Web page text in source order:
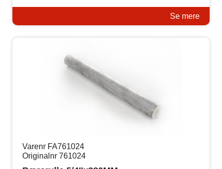
Se mere
Varenr FA761024
Originalnr 761024